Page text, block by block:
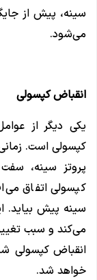
سینه، پیش از
می‌شود.
انقباض کپسولی
یکی دیگر از
کپسولی است.
پروتز سینه،
کپسولی اتفاق
سینه پیش بیاید.
می‌کند و سبب
انقباض کپسولی
خواهد شد.